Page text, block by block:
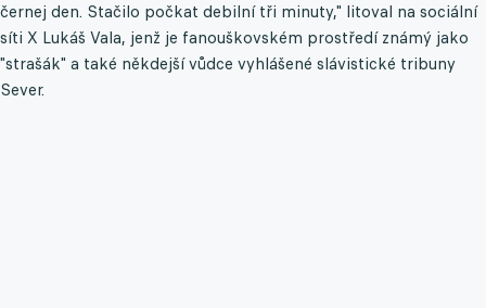
černej den. Stačilo počkat debilní tři minuty," litoval na sociální
síti X Lukáš Vala, jenž je fanouškovském prostředí známý jako
"strašák" a také někdejší vůdce vyhlášené slávistické tribuny
Sever.